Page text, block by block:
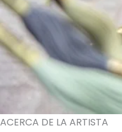
ACERCA DE LA ARTISTA